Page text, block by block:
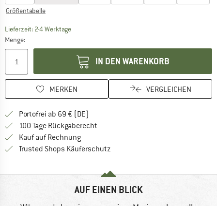
Größentabelle
Lieferzeit: 2-4 WerktageDer Link öffnet sich in einer Infobox und
Menge:
IN DEN WARENKORB
MERKEN VERGLEICHEN
Portofrei ab 69 € (DE)
100 Tage Rückgaberecht
Kauf auf RechnungFinde die Zahlungs-Infos hier! Öffnet
Trusted Shops Käuferschutz
AUF EINEN BLICK